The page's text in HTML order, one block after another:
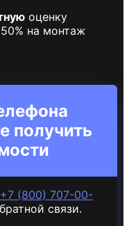
оценку
на монтаж
получить
+7 (800) 707-00-
связи.